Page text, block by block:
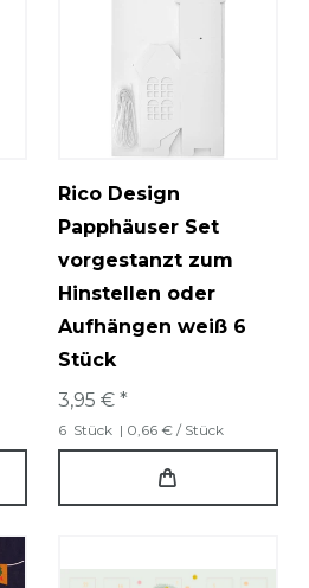
Rico Design
Papphäuser Set
vorgestanzt zum
Hinstellen oder
Aufhängen weiß 6
Stück
3,95 € *
6 Stück | 0,66 € / Stück